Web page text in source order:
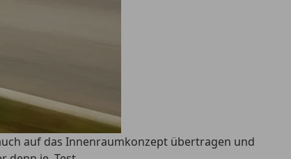
auf das Innenraumkonzept übertragen und